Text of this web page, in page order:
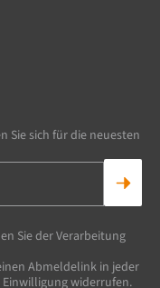
Sie sich für die neuesten
Sie der Verarbeitung
Abmeldelink in jeder
widerrufen.